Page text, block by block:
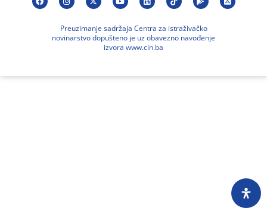
Preuzimanje sadržaja Centra za istraživačko
novinarstvo dopušteno je uz obavezno navođenje
izvora www.cin.ba